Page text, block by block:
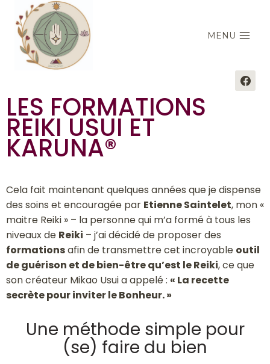
MENU
LES FORMATIONS
REIKI USUI ET
KARUNA®
Cela fait maintenant quelques années que je dispense
des soins et encouragée par Etienne Saintelet, mon «
maitre Reiki » – la personne qui m’a formé à tous les
niveaux de Reiki – j’ai décidé de proposer des
formationsafin de transmettre cet incroyable outil
de guérison et de bien-être qu’est le Reiki, ce que
son créateur Mikao Usui a appelé : « La recette
secrète pour inviter le Bonheur. »
Une méthode simple pour
(se) faire du bien